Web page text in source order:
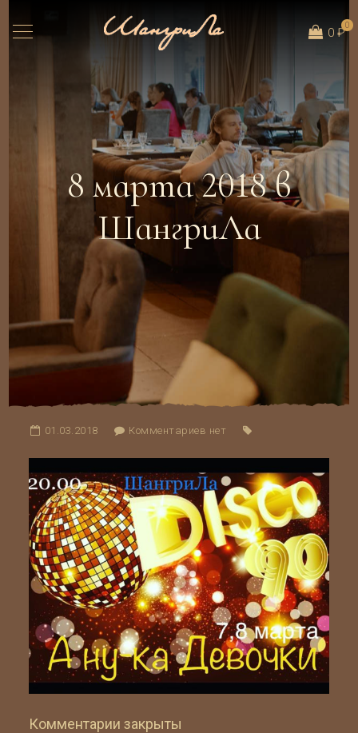
0
0 ₽
8 марта 2018 в
ШангриЛа
01.03.2018 Комментариев нет
Комментарии закрыты